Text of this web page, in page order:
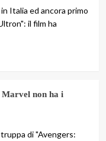
Italia ed ancora primo
il film ha
non ha i
di "Avengers: